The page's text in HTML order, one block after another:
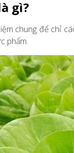
gì?
chung để chỉ
phẩm.